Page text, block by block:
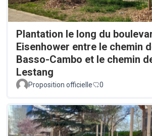
Plantation le long du
Eisenhower entre le chemin
Basso-Cambo et le chemin
Lestang
Proposition officielle 0